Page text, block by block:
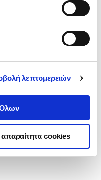
λεπτομερειών
cookies